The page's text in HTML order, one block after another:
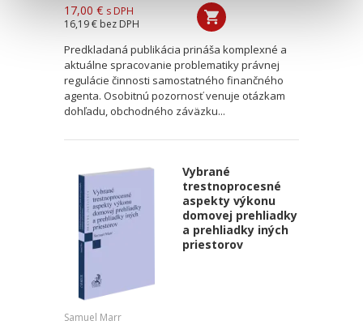
17,00 € s DPH
16,19 € bez DPH
Predkladaná publikácia prináša komplexné a
aktuálne spracovanie problematiky právnej
regulácie činnosti samostatného finančného
agenta. Osobitnú pozornosť venuje otázkam
dohľadu, obchodného záväzku...
Vybrané
trestnoprocesné
aspekty výkonu
domovej prehliadky
a prehliadky iných
priestorov
Samuel Marr